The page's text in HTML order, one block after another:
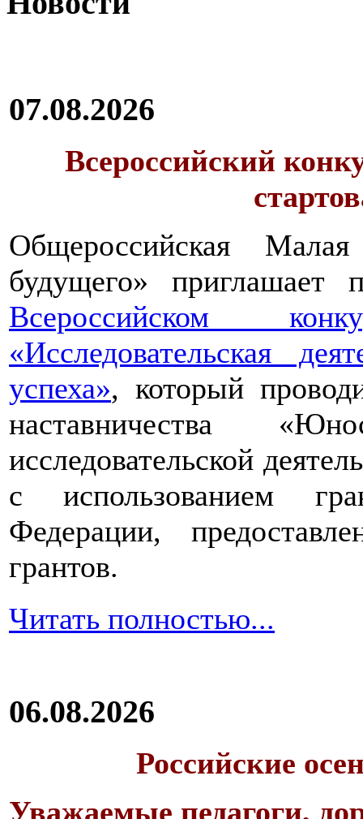
07.08.2026
Всероссийский
Общероссийская
будущего» приглашает
Всероссийском
«Исследовательская
успеха», который
наставничества
исследовательской
с использованием
Федерации,
грантов.
Читать полностью...
06.08.2026
Российские
Уважаемые педагоги,